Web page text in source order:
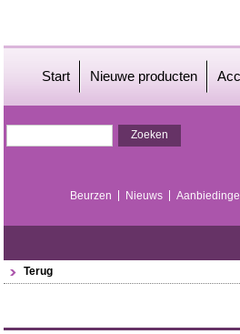
Start Nieuwe producten
Beurzen Nieuws
Terug